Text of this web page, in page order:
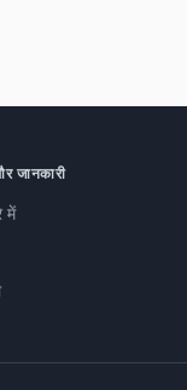
जानकारी
में